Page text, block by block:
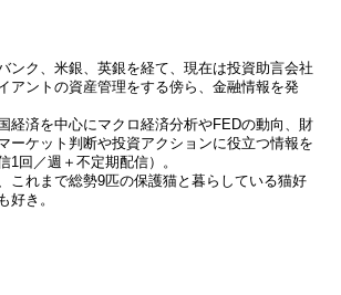
ンク、米銀、英銀を経て、現在は投資助言会社
アントの資産管理をする傍ら、金融情報を発
経済を中心にマクロ経済分析やFEDの動向、財
ーケット判断や投資アクションに役立つ情報を
1回／週＋不定期配信）。
これまで総勢9匹の保護猫と暮らしている猫好
好き。